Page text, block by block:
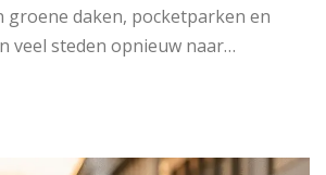
groene daken, pocketparken en
veel steden opnieuw naar…